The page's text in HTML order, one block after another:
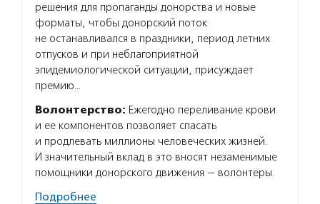
решения для пропаганды донорства и новые
форматы, чтобы донорский поток
не останавливался в праздники, период летних
отпусков и при неблагоприятной
эпидемиологической ситуации, присуждает
премию…
Волонтерство: Ежегодно переливание крови
и ее компонентов позволяет спасать
и продлевать миллионы человеческих жизней.
И значительный вклад в это вносят незаменимые
помощники донорского движения — волонтеры.
Подробнее